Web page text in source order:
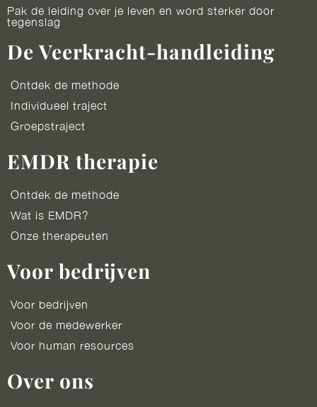
Pak de leiding over je leven en word sterker door
tegenslag
De Veerkracht-handleiding
Ontdek de methode
Individueel traject
Groepstraject
EMDR therapie
Ontdek de methode
Wat is EMDR?
Onze therapeuten
Voor bedrijven
Voor bedrijven
Voor de medewerker
Voor human resources
Over ons